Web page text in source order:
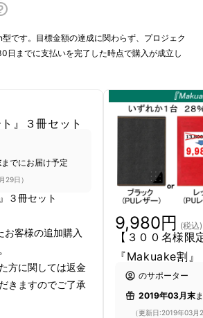
は「デジタル」「アナログ」
メモ」が出来る、
新感覚のノー
です。目標金額の達成に関わらず、プロジェク
日までに支払いを完了した時点で購入が成立し
』３冊セット
までにお届け予定
29日）
３冊セット
客様の追加購入
方に関しては返金
きますのでご了承
9,980円 (税込)
【３００名様限
『Makuake割』
のサポーター
2019年03月末
（更新日:2019年03月